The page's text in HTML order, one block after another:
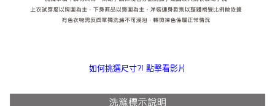
如何挑選尺寸?! 點擊看影片